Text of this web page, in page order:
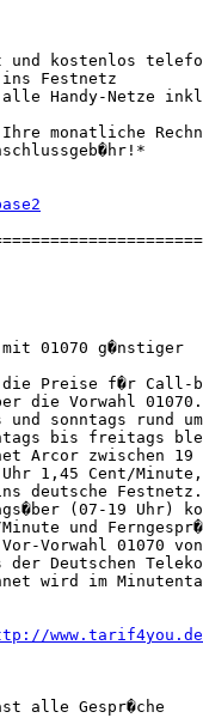
und kostenlos
ins Festnetz
Handy-Netze
monatliche
01070 g�nstiger
die Preise f�r Call-
die Vorwahl
und sonntags rund
bis freitags
Arcor zwischen 19
1,45 Cent/
deutsche
(07-19 Uhr)
und
Vorwahl 01070
Deutschen
wird im
alle Gespr�che